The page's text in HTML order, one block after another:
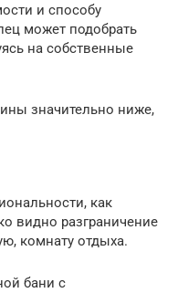
и способу
может подобрать
на собственные
значительно ниже,
как
видно разграничение
комнату отдыха.
бани с